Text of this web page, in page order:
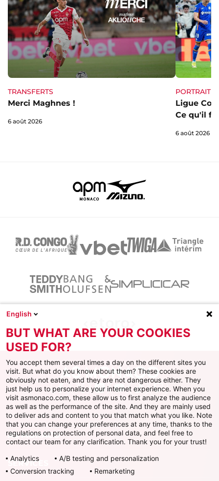
TRANSFERTS
Merci Maghnes !
6 août 2026
PORTRAIT
Ligue
Ce qu'il
6 août 2026
Facebook
X Instagram
YoutubeTikTokTwitch
AS MONACO
SERVICES
English
BUT WHAT ARE YOUR COOKIES
USED FOR?
You accept them several times a day on the different sites you
visit. But what do you know about them? These cookies are
obviously not eaten, and they are not dangerous either. They
just help us to personalize your internet experience. When you
visit asmonaco.com, these allow us to first analyze the audience
as well as the performance of the site. And they are mainly used
to deliver ads and content to you that match what you like. Note
that you can change your preferences at any time, thanks to the
regulations on protection of personal data, and feel free to
contact our team for any clarification. Thank you for your trust!
Analytics
A/B testing and personalization
Conversion tracking
Remarketing